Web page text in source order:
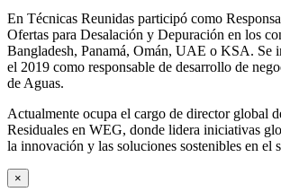
En Técnicas Reunidas participó como
Ofertas para Desalación y Depuración en los
Bangladesh, Panamá, Omán, UAE o KSA. Se
el 2019 como responsable de desarrollo de
de Aguas.
Actualmente ocupa el cargo de director global
Residuales en WEG, donde lidera iniciativas
la innovación y las soluciones sostenibles en el
×